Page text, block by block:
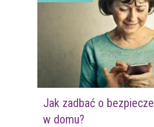
Jak zadbać o
w domu?